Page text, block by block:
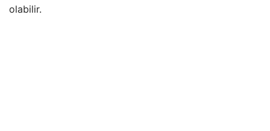
olabilir.